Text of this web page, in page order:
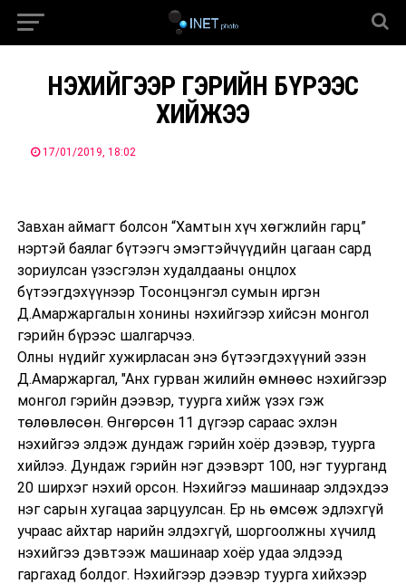
НЭХИЙГЭЭР ГЭРИЙН БҮРЭЭС
ХИЙЖЭЭ
17/01/2019, 18:02
Завхан аймагт болсон “Хамтын хүч хөгжлийн гарц”
нэртэй баялаг бүтээгч эмэгтэйчүүдийн цагаан сард
зориулсан үзэсгэлэн худалдааны онцлох
бүтээгдэхүүнээр Тосонцэнгэл сумын иргэн
Д.Амаржаргалын хонины нэхийгээр хийсэн монгол
гэрийн бүрээс шалгарчээ.
Олны нүдийг хужирласан энэ бүтээгдэхүүний эзэн
Д.Амаржаргал, "Анх гурван жилийн өмнөөс нэхийгээр
монгол гэрийн дээвэр, туурга хийж үзэх гэж
төлөвлөсөн. Өнгөрсөн 11 дүгээр сараас эхлэн
нэхийгээ элдэж дундаж гэрийн хоёр дээвэр, туурга
хийлээ. Дундаж гэрийн нэг дээвэрт 100, нэг туурганд
20 ширхэг нэхий орсон. Нэхийгээ машинаар элдэхдээ
нэг сарын хугацаа зарцуулсан. Ер нь өмсөж эдлэхгүй
учраас айхтар нарийн элдэхгүй, шоргоолжны хүчилд
нэхийгээ дэвтээж машинаар хоёр удаа элдээд
гаргахад болдог. Нэхийгээр дээвэр туурга хийхээр